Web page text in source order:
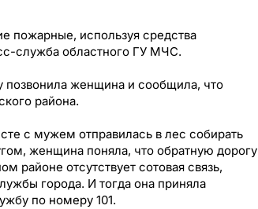
пожарные, используя средства
служба областного ГУ МЧС.
позвонила женщина и сообщила, что
района.
с мужем отправилась в лес собирать
женщина поняла, что обратную дорогу
районе отсутствует сотовая связь,
города. И тогда она приняла
по номеру 101.